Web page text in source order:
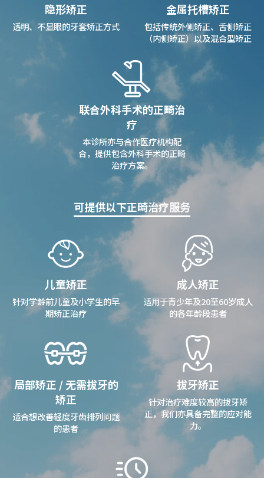
隐形矫正
透明、不显眼的牙套矫正方式
金属托槽矫正
包括传统外侧矫正、舌侧矫正
（内侧矫正）以及混合型矫正
联合外科手术的正畸治
疗
本诊所亦与合作医疗机构配
合，提供包含外科手术的正畸
治疗方案。
可提供以下正畸治疗服务
儿童矫正
针对学龄前儿童及小学生的早
期矫正治疗
成人矫正
适用于青少年及20至60岁成人
的各年龄段患者
局部矫正 / 无需拔牙的
矫正
适合想改善轻度牙齿排列问题
的患者
拔牙矫正
针对治疗难度较高的拔牙矫
正，我们亦具备完整的应对能
力。